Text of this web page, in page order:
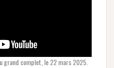
grand complet, le 22 mars 2025.